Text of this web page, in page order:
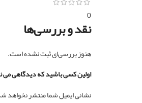
0
نقد و بررسی‌ها
هنوز بررسی‌ای ثبت نشده است.
اولین کسی باشید که دیدگاهی می نویسد
نشانی ایمیل شما منتشر نخواهد